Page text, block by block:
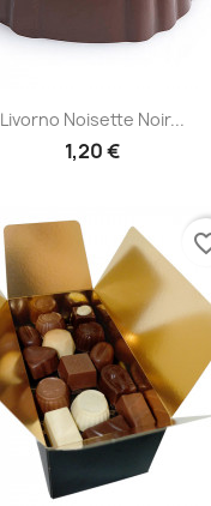
Livorno Noisette Noir...
1,20 €